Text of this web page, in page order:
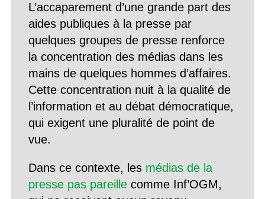
L’accaparement d’une grande part des
aides publiques à la presse par
quelques groupes de presse renforce
la concentration des médias dans les
mains de quelques hommes d’affaires.
Cette concentration nuit à la qualité de
l’information et au débat démocratique,
qui exigent une pluralité de point de
vue.
Dans ce contexte, les médias de la
presse pas pareillecomme Inf’OGM,